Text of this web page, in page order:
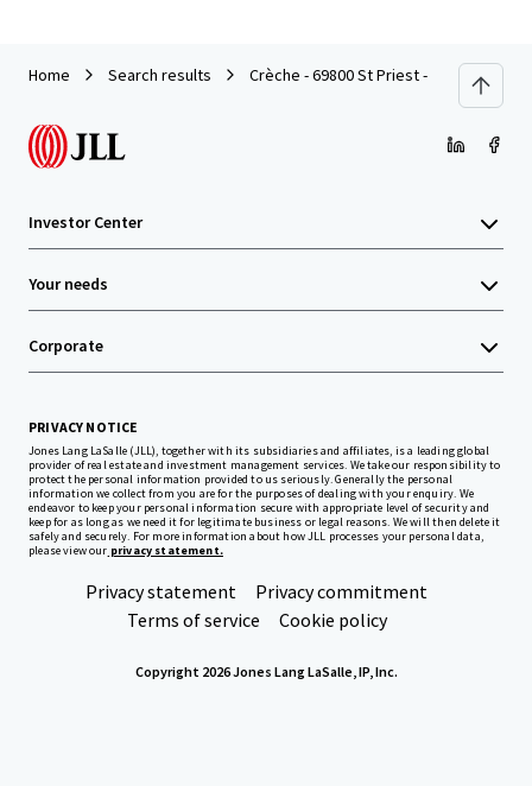
Home Search results Crèche - 69800 St Priest - 2026
Investor Center
Your needs
Corporate
PRIVACY NOTICE
Jones Lang LaSalle (JLL), together with its subsidiaries and affiliates, is a leading global
provider of real estate and investment management services. We take our responsibility to
protect the personal information provided to us seriously. Generally the personal
information we collect from you are for the purposes of dealing with your enquiry. We
endeavor to keep your personal information secure with appropriate level of security and
keep for as long as we need it for legitimate business or legal reasons. We will then delete it
safely and securely. For more information about how JLL processes your personal data,
please view our privacy statement.
Privacy statement
Privacy commitment
Terms of service
Cookie policy
Copyright 2026 Jones Lang LaSalle, IP, Inc.